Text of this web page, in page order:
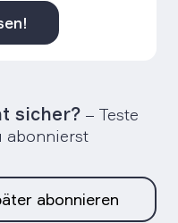
sicher? – Teste
abonnierst
abonnieren